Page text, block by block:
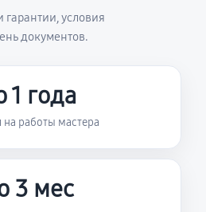
условия
документов.
1 года
на работы мастера
3 мес